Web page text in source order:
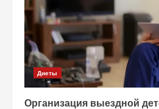
Диеты
Организация выездной